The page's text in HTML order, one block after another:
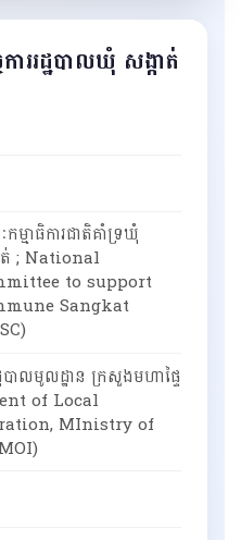
ររដ្ឋបាលឃុំ សង្កាត់
ម្មាធិការជាតិគាំទ្រឃុំ
ត់ ; National
to support
Sangkat
បាលមូលដ្ឋាន ក្រសួងមហាផ្ទៃ
of Local
MInistry of